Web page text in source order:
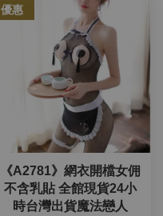
優惠
《A2781》網衣開檔女佣
不含乳貼 全館現貨24小
時台灣出貨魔法戀人